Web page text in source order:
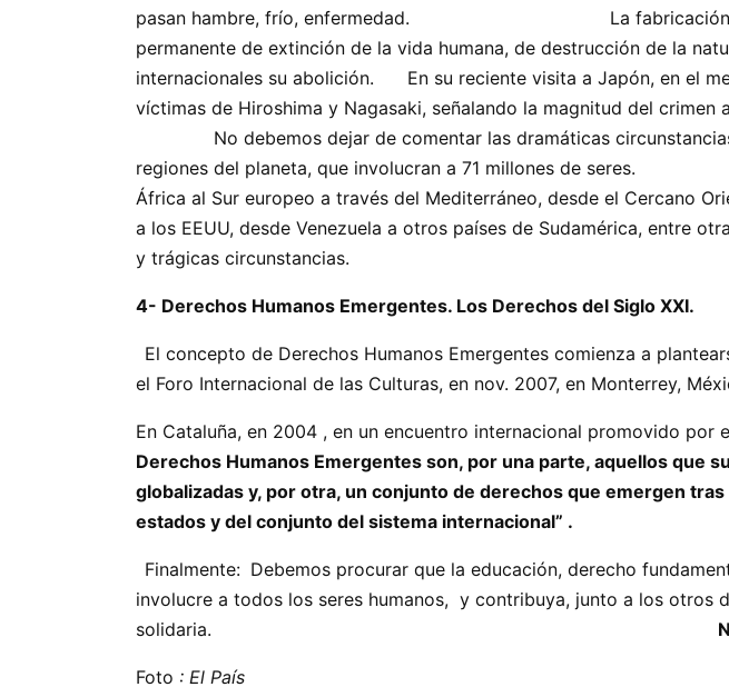
pasan hambre, frío, enfermedad. La fabricación,
permanente de extinción de la vida humana, de destrucción de la
internacionales su abolición. En su reciente visita a Japón, en el
víctimas de Hiroshima y Nagasaki, señalando la
No debemos dejar de comentar las dramáticas
regiones del planeta, que
África al Sur europeo a través del Mediterráneo, desde el Cercano
a los EEUU, desde Venezuela a otros países de
y trágicas circunstancias.
4- Derechos Humanos Emergentes. Los Derechos del Siglo XXI.
El concepto de Derechos Humanos Emergentes comienza a
el Foro Internacional de las Culturas, en nov. 2007, en Monterrey,
En Cataluña, en 2004 , en un encuentro internacional promovido por
Derechos Humanos Emergentes son, por una parte, aquellos que
globalizadas y, por otra, un conjunto de derechos que emergen
estados y del conjunto del sistema internacional” .
Finalmente: Debemos procurar que la educación, derecho
involucre a todos los seres humanos, y contribuya, junto a los otros
solidaria.
Foto : El País